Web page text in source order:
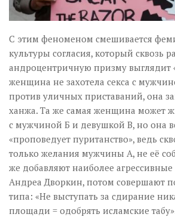
С этим феноменом смешивается
культуры согласия, который сквозь
андроцентричную призму выглядит
женщина не захотела секса с
против уличных приставаний, она
ханжа. Та же самая женщина может
с мужчиной Б и девушкой В, но она
«проповедует пуританство», ведь
только желания мужчины А, не её
же добавляют наиболее
Андреа Дворкин, потом совершают
типа: «Не выступать за сдирание
площади = одобрять исламские